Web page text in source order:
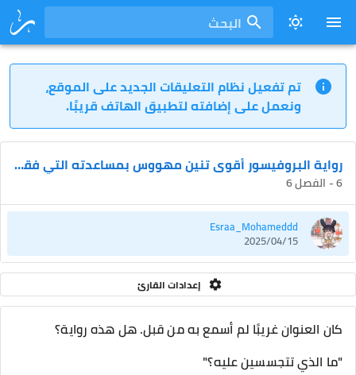
البحث
تم تفعيل نظام التعليقات الجديد على الموقع،
ونعمل على إضافته لتطبيق الهاتف قريبًا.
رواية البروفيسور أقوى تنين مهووس بمساعدته التي فقدت الذاكرة
6 - الفصل 6
Esraa_Mohameddd
2025/04/15
إعدادات القارئ
كان العنوان غريبًا لم أسمع به من قبل. هل هذه رواية؟
"ما الذي تتجسسين عليه؟"